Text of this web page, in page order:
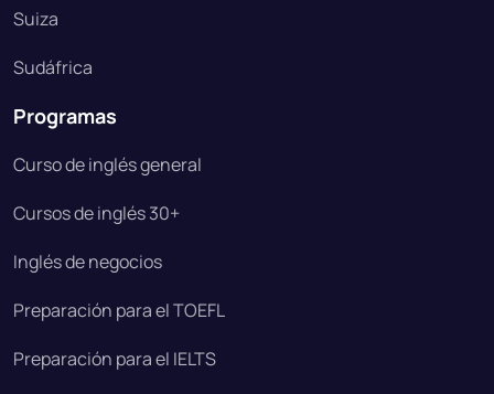
Suiza
Sudáfrica
Programas
Curso de inglés general
Cursos de inglés 30+
Inglés de negocios
Preparación para el TOEFL
Preparación para el IELTS